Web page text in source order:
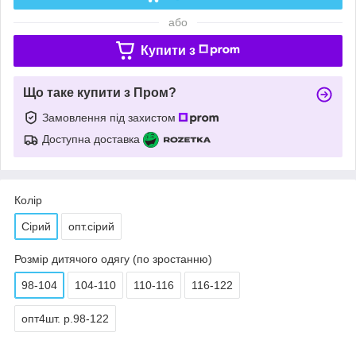
або
Купити з
Що таке купити з Пром?
Замовлення під захистом
Доступна доставка
Колір
Сірий опт.сірий
Розмір дитячого одягу (по зростанню)
98-104 104-110 110-116 116-122
опт4шт. р.98-122